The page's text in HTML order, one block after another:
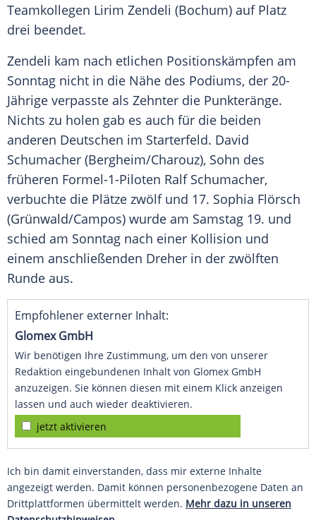
Teamkollegen Lirim Zendeli (Bochum) auf Platz
drei beendet.
Zendeli kam nach etlichen Positionskämpfen am
Sonntag nicht in die Nähe des Podiums, der 20-
Jährige verpasste als Zehnter die Punkteränge.
Nichts zu holen gab es auch für die beiden
anderen Deutschen im Starterfeld. David
Schumacher (Bergheim/Charouz), Sohn des
früheren Formel-1-Piloten Ralf Schumacher,
verbuchte die Plätze zwölf und 17. Sophia Flörsch
(Grünwald/Campos) wurde am Samstag 19. und
schied am Sonntag nach einer Kollision und
einem anschließenden Dreher in der zwölften
Runde aus.
Empfohlener externer Inhalt:
Glomex GmbH
Wir benötigen Ihre Zustimmung, um den von unserer
Redaktion eingebundenen Inhalt von Glomex GmbH
anzuzeigen. Sie können diesen mit einem Klick anzeigen
lassen und auch wieder deaktivieren.
jetzt aktivieren
Ich bin damit einverstanden, dass mir externe Inhalte
angezeigt werden. Damit können personenbezogene Daten an
Drittplattformen übermittelt werden. Mehr dazu in unseren